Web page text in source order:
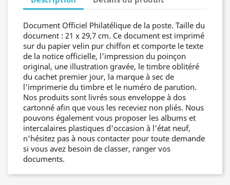
Document Officiel Philatélique de la poste. Taille du
document : 21 x 29,7 cm. Ce document est imprimé
sur du papier velin pur chiffon et comporte le texte
de la notice officielle, l'impression du poinçon
original, une illustration gravée, le timbre oblitéré
du cachet premier jour, la marque à sec de
l'imprimerie du timbre et le numéro de parution.
Nos produits sont livrés sous enveloppe à dos
cartonné afin que vous les receviez non pliés. Nous
pouvons également vous proposer les albums et
intercalaires plastiques d'occasion à l'état neuf,
n'hésitez pas à nous contacter pour toute demande
si vous avez besoin de classer, ranger vos
documents.